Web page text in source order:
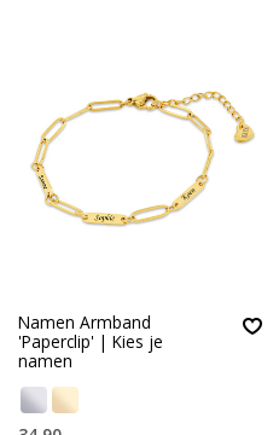
Namen Armband
'Paperclip' | Kies je
namen